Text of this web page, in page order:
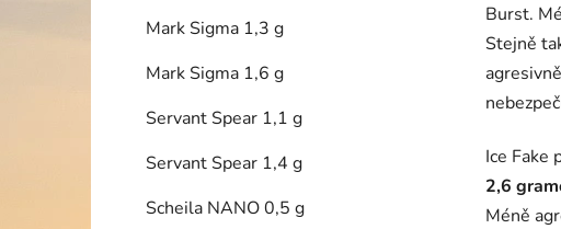
Mark Sigma 1,3 g
Mark Sigma 1,6 g
Servant Spear 1,1 g
Servant Spear 1,4 g
Scheila NANO 0,5 g
Burst.
Stejně
Ice Fake
2,6
Méně